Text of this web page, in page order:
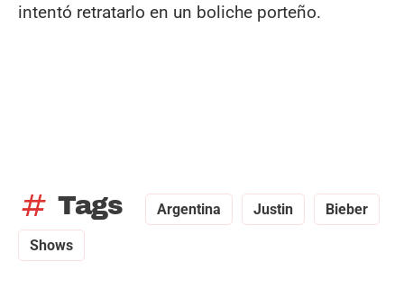
intentó retratarlo en un boliche porteño.
tag Tags Argentina Justin Bieber
Shows